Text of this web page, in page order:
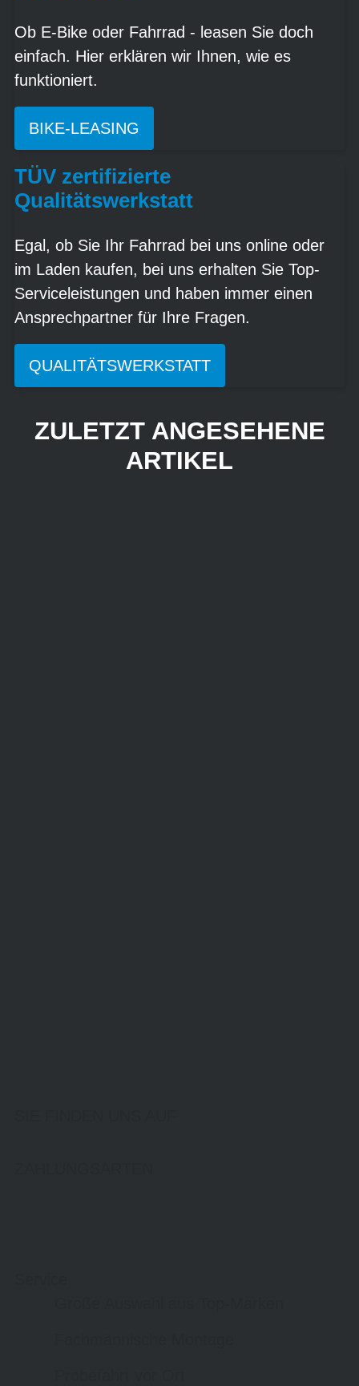
Ob E-Bike oder Fahrrad - leasen Sie doch
einfach. Hier erklären wir Ihnen, wie es
funktioniert.
BIKE-LEASING
TÜV zertifizierte
Qualitätswerkstatt
Egal, ob Sie Ihr Fahrrad bei uns online oder
im Laden kaufen, bei uns erhalten Sie Top-
Serviceleistungen und haben immer einen
Ansprechpartner für Ihre Fragen.
QUALITÄTSWERKSTATT
ZULETZT ANGESEHENE
ARTIKEL